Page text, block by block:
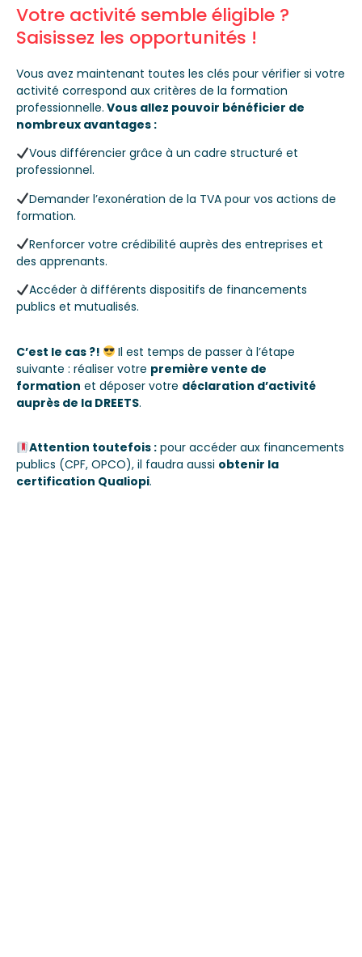
Votre activité semble éligible ?
Saisissez les opportunités !
Vous avez maintenant toutes les clés pour vérifier si votre
activité correspond aux critères de la formation
professionnelle. Vous allez pouvoir bénéficier de
nombreux avantages :
Vous différencier grâce à un cadre structuré et
professionnel.
Demander l’exonération de la TVA pour vos actions de
formation.
Renforcer votre crédibilité auprès des entreprises et
des apprenants.
Accéder à différents dispositifs de financements
publics et mutualisés.
C’est le cas ?!
Il est temps de passer à l’étape
suivante : réaliser votre première vente de
formation et déposer votre déclaration d’activité
auprès de la DREETS.
Attention toutefois :pour accéder aux financements
publics (CPF, OPCO), il faudra aussi obtenir la
certification Qualiopi.